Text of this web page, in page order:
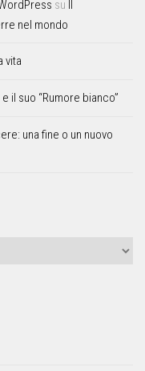
WordPress su
nel mondo
vita
il suo “Rumore bianco”
una fine o un nuovo